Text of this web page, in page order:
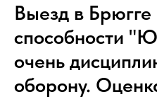
Выезд в
способности
очень
оборону.